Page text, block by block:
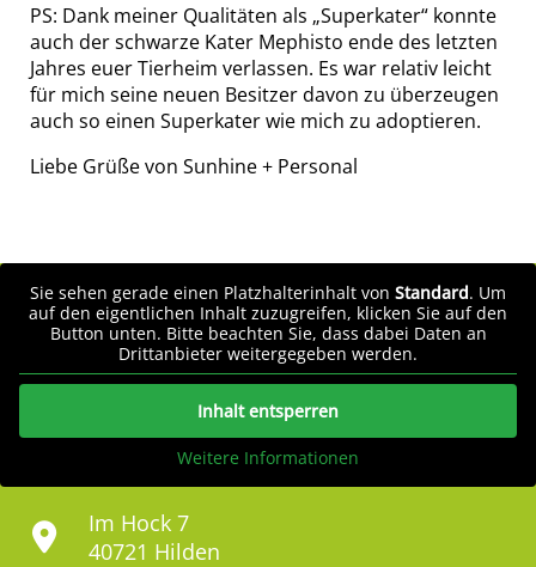
PS: Dank meiner Qualitäten als „Superkater“ konnte
auch der schwarze Kater Mephisto ende des letzten
Jahres euer Tierheim verlassen. Es war relativ leicht
für mich seine neuen Besitzer davon zu überzeugen
auch so einen Superkater wie mich zu adoptieren.
Liebe Grüße von Sunhine + Personal
Sie sehen gerade einen Platzhalterinhalt von Standard. Um
auf den eigentlichen Inhalt zuzugreifen, klicken Sie auf den
Button unten. Bitte beachten Sie, dass dabei Daten an
Drittanbieter weitergegeben werden.
Inhalt entsperren
Weitere Informationen
Im Hock 7
40721 Hilden